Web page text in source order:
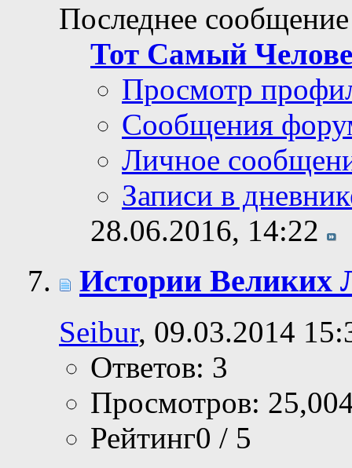
Последнее
Тот Самый
Просмотр
Сообщения
Личное
Записи в
28.06.2016, 14:22
Истории Великих
Seibur, 09.03.2014
Ответов: 3
Просмотров:
Рейтинг0 / 5